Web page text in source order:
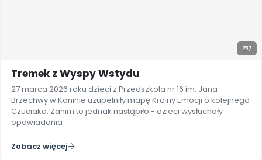
7
Tremek z Wyspy Wstydu
27 marca 2026 roku dzieci z Przedszkola nr 16 im. Jana
Brzechwy w Koninie uzupełniły mapę Krainy Emocji o kolejnego
Czuciaka. Zanim to jednak nastąpiło - dzieci wysłuchały
opowiadania
Zobacz więcej